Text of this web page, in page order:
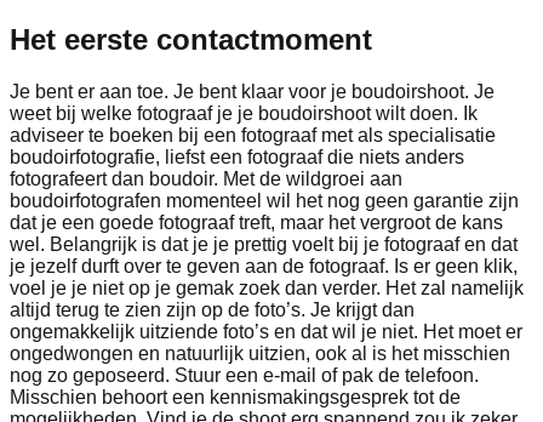
Het eerste contactmoment
Je bent er aan toe. Je bent klaar voor je boudoirshoot. Je
weet bij welke fotograaf je je boudoirshoot wilt doen. Ik
adviseer te boeken bij een fotograaf met als specialisatie
boudoirfotografie, liefst een fotograaf die niets anders
fotografeert dan boudoir. Met de wildgroei aan
boudoirfotografen momenteel wil het nog geen garantie zijn
dat je een goede fotograaf treft, maar het vergroot de kans
wel. Belangrijk is dat je je prettig voelt bij je fotograaf en dat
je jezelf durft over te geven aan de fotograaf. Is er geen klik,
voel je je niet op je gemak zoek dan verder. Het zal namelijk
altijd terug te zien zijn op de foto’s. Je krijgt dan
ongemakkelijk uitziende foto’s en dat wil je niet. Het moet er
ongedwongen en natuurlijk uitzien, ook al is het misschien
nog zo geposeerd. Stuur een e-mail of pak de telefoon.
Misschien behoort een kennismakingsgesprek tot de